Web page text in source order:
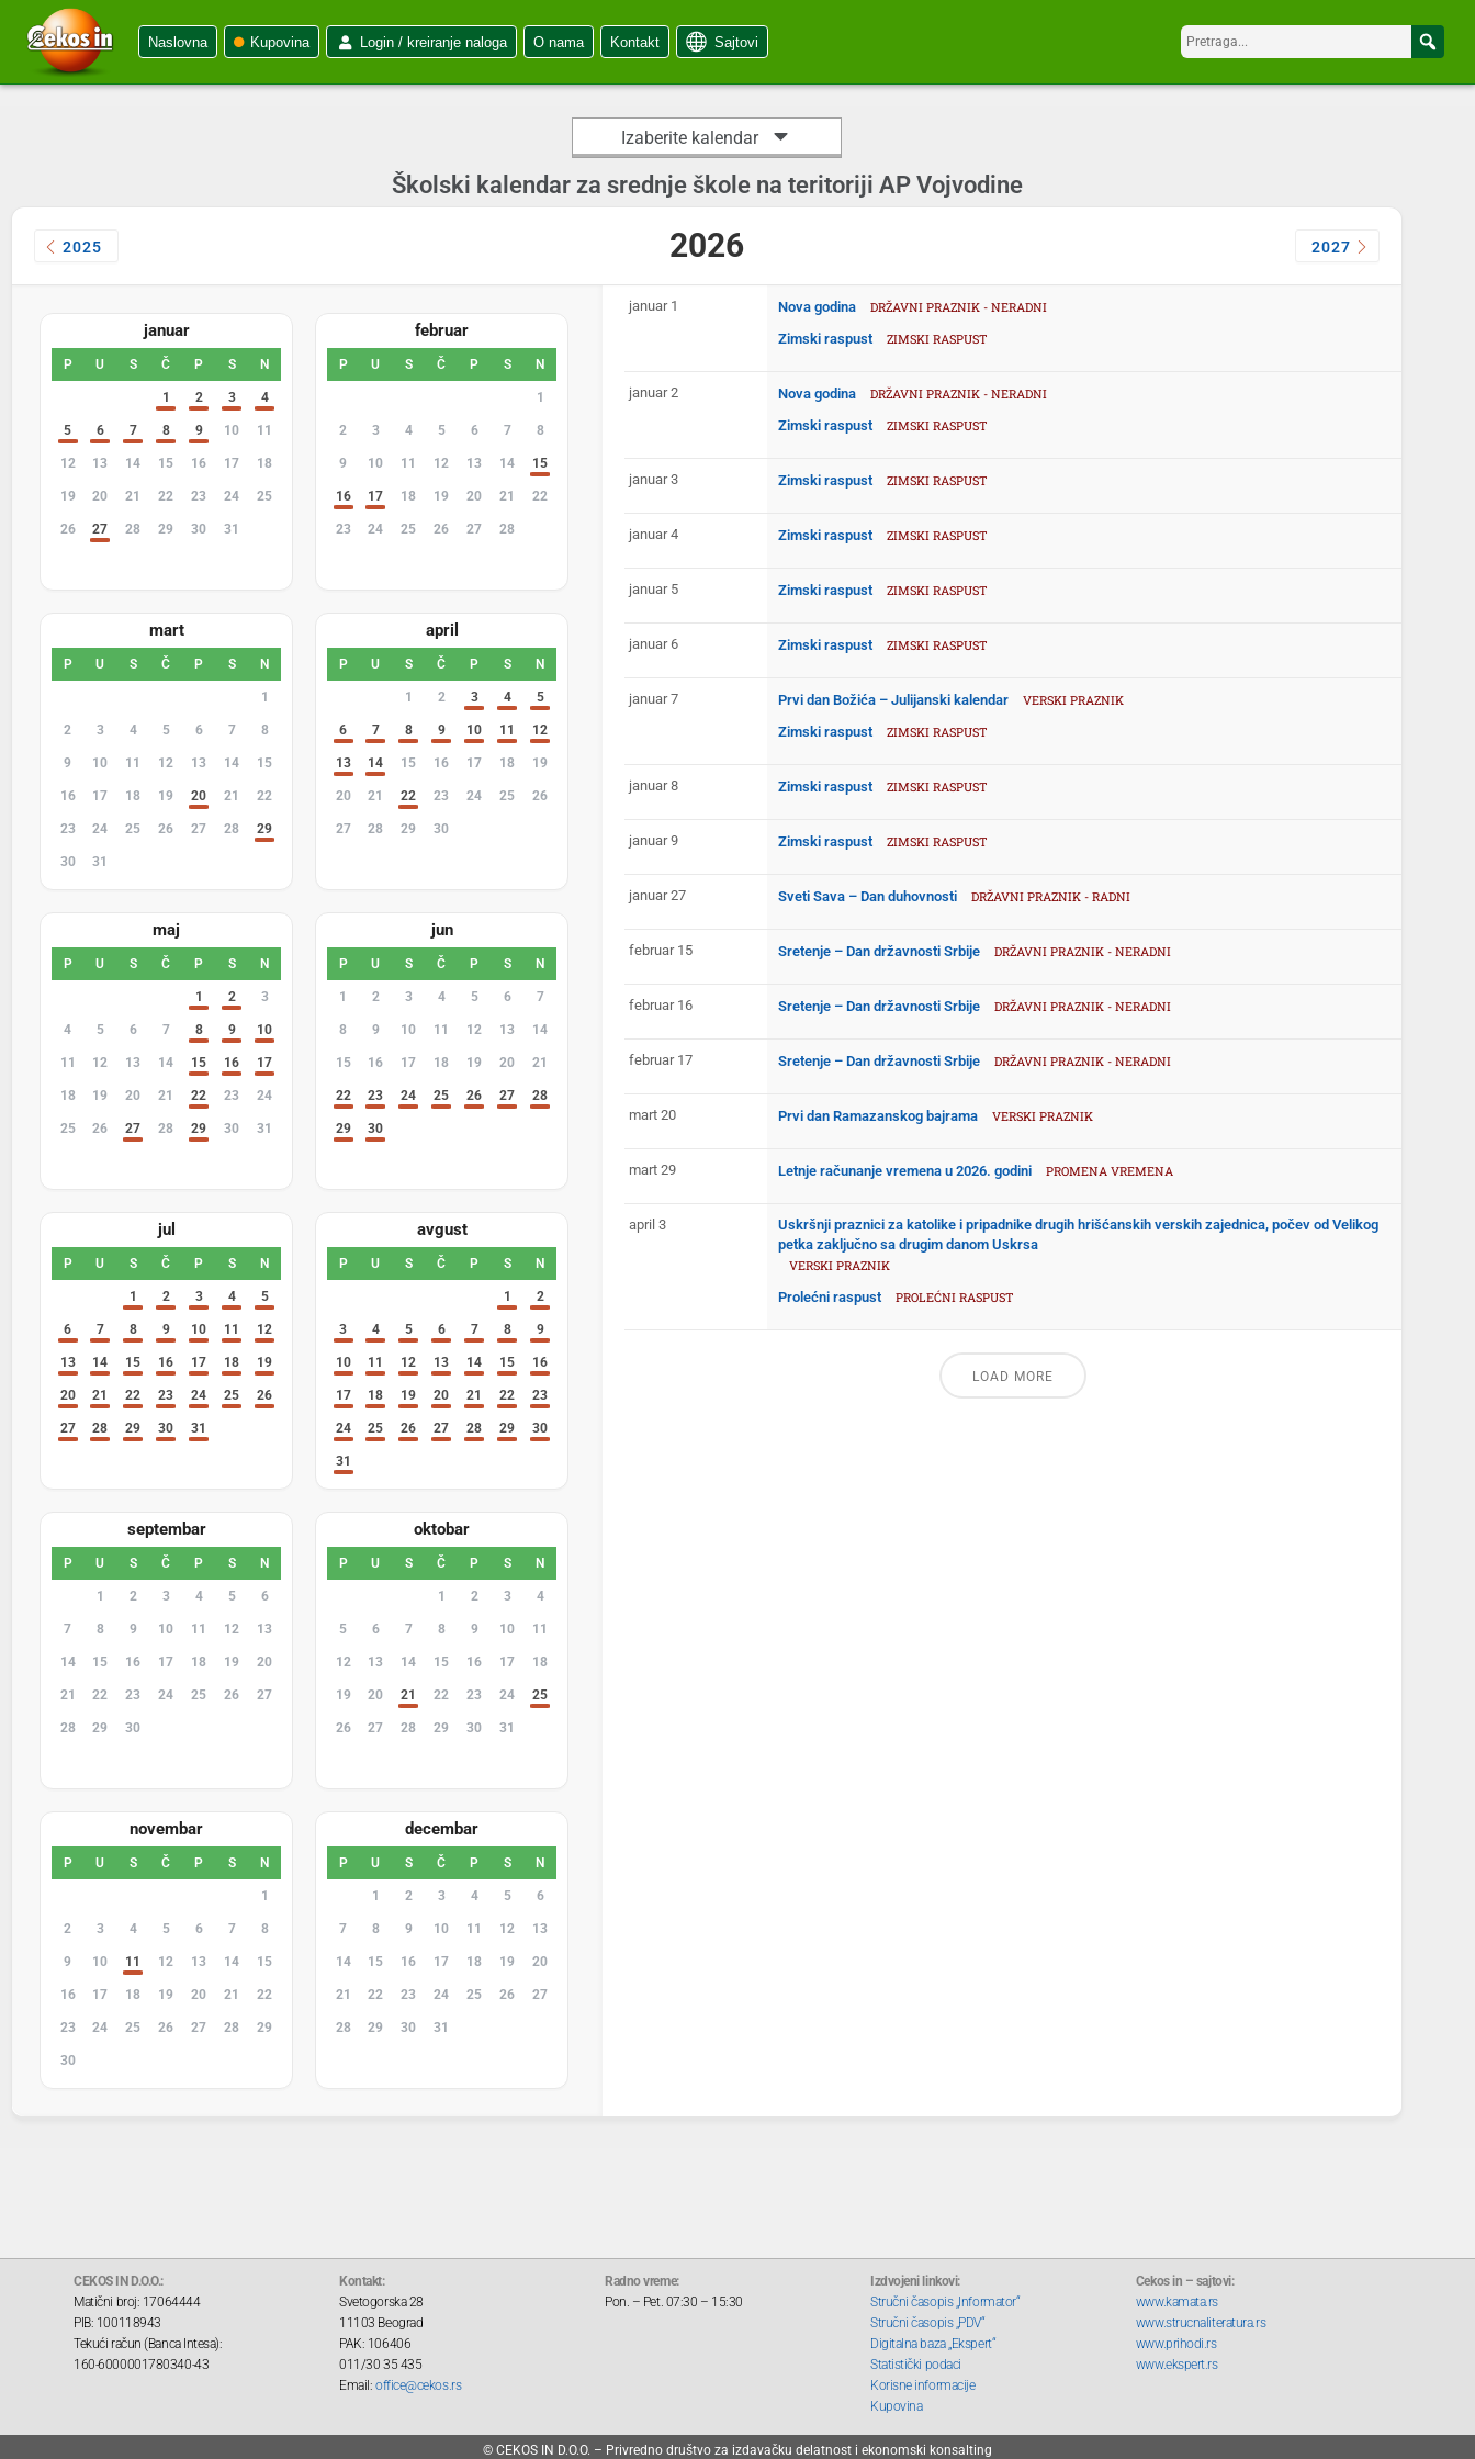
Naslovna Kupovina Login / kreiranje naloga O nama Kontakt Sajtovi
Izaberite kalendar
Školski kalendar za srednje škole na teritoriji AP Vojvodine
2025 2026 2027
januar
P U S Č P S N
1 2 3 4
5 6 7 8 9 10 11
12 13 14 15 16 17 18
19 20 21 22 23 24 25
26 27 28 29 30 31
februar
P U S Č P S N
1
2 3 4 5 6 7 8
9 10 11 12 13 14 15
16 17 18 19 20 21 22
23 24 25 26 27 28
mart
P U S Č P S N
1
2 3 4 5 6 7 8
9 10 11 12 13 14 15
16 17 18 19 20 21 22
23 24 25 26 27 28 29
30 31
april
P U S Č P S N
1 2 3 4 5
6 7 8 9 10 11 12
13 14 15 16 17 18 19
20 21 22 23 24 25 26
27 28 29 30
maj
P U S Č P S N
1 2 3
4 5 6 7 8 9 10
11 12 13 14 15 16 17
18 19 20 21 22 23 24
25 26 27 28 29 30 31
jun
P U S Č P S N
1 2 3 4 5 6 7
8 9 10 11 12 13 14
15 16 17 18 19 20 21
22 23 24 25 26 27 28
29 30
jul
P U S Č P S N
1 2 3 4 5
6 7 8 9 10 11 12
13 14 15 16 17 18 19
20 21 22 23 24 25 26
27 28 29 30 31
avgust
P U S Č P S N
1 2
3 4 5 6 7 8 9
10 11 12 13 14 15 16
17 18 19 20 21 22 23
24 25 26 27 28 29 30
31
septembar
P U S Č P S N
1 2 3 4 5 6
7 8 9 10 11 12 13
14 15 16 17 18 19 20
21 22 23 24 25 26 27
28 29 30
oktobar
P U S Č P S N
1 2 3 4
5 6 7 8 9 10 11
12 13 14 15 16 17 18
19 20 21 22 23 24 25
26 27 28 29 30 31
novembar
P U S Č P S N
1
2 3 4 5 6 7 8
9 10 11 12 13 14 15
16 17 18 19 20 21 22
23 24 25 26 27 28 29
30
decembar
P U S Č P S N
1 2 3 4 5 6
7 8 9 10 11 12 13
14 15 16 17 18 19 20
21 22 23 24 25 26 27
28 29 30 31
januar 1 Nova godina
DRŽAVNI PRAZNIK - NERADNI
Zimski raspust
ZIMSKI RASPUST
januar 2 Nova godina
DRŽAVNI PRAZNIK - NERADNI
Zimski raspust
ZIMSKI RASPUST
januar 3 Zimski raspust ZIMSKI RASPUST
januar 4 Zimski raspust ZIMSKI RASPUST
januar 5 Zimski raspust ZIMSKI RASPUST
januar 6 Zimski raspust ZIMSKI RASPUST
januar 7 Prvi dan Božića – Julijanski kalendar
VERSKI PRAZNIK
Zimski raspust
ZIMSKI RASPUST
januar 8 Zimski raspust ZIMSKI RASPUST
januar 9 Zimski raspust ZIMSKI RASPUST
januar 27 Sveti Sava – Dan duhovnosti DRŽAVNI PRAZNIK - RADNI
februar 15 Sretenje – Dan državnosti Srbije DRŽAVNI PRAZNIK - NERADNI
februar 16 Sretenje – Dan državnosti Srbije DRŽAVNI PRAZNIK - NERADNI
februar 17 Sretenje – Dan državnosti Srbije DRŽAVNI PRAZNIK - NERADNI
mart 20 Prvi dan Ramazanskog bajrama VERSKI PRAZNIK
mart 29 Letnje računanje vremena u 2026. godini PROMENA VREMENA
april 3
Uskršnji praznici za katolike i pripadnike drugih hrišćanskih verskih zajednica, počev od Velikog
petka zaključno sa drugim danom Uskrsa
VERSKI PRAZNIK
Prolećni raspust
PROLEĆNI RASPUST
LOAD MORE
CEKOS IN D.O.O.:
Matični broj: 17064444
PIB: 100118943
Tekući račun (Banca Intesa):
160-6000001780340-43
Kontakt:
Svetogorska 28
11103 Beograd
PAK: 106406
011/30 35 435
Email: office@cekos.rs
Radno vreme:
Pon. – Pet. 07:30 – 15:30
Izdvojeni linkovi:
Stručni časopis „Informator“
Stručni časopis „PDV“
Digitalna baza „Ekspert“
Statistički podaci
Korisne informacije
Kupovina
Cekos in – sajtovi:
www.kamata.rs
www.strucnaliteratura.rs
www.prihodi.rs
www.ekspert.rs
© CEKOS IN D.O.O. – Privredno društvo za izdavačku delatnost i ekonomski konsalting